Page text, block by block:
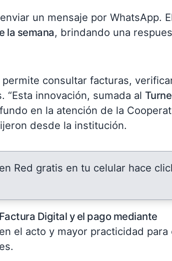
un mensaje por WhatsApp.
la semana, brindando una
consultar facturas,
innovación, sumada al
en la atención de la
desde la institución.
Red gratis en tu celular hace
Factura Digital y el pago mediante
el acto y mayor practicidad para